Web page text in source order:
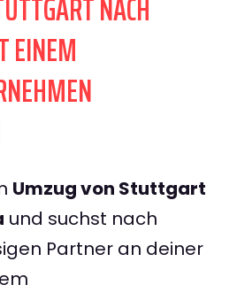
EINEM
Umzug von Stuttgart
und suchst nach
Partner an deiner